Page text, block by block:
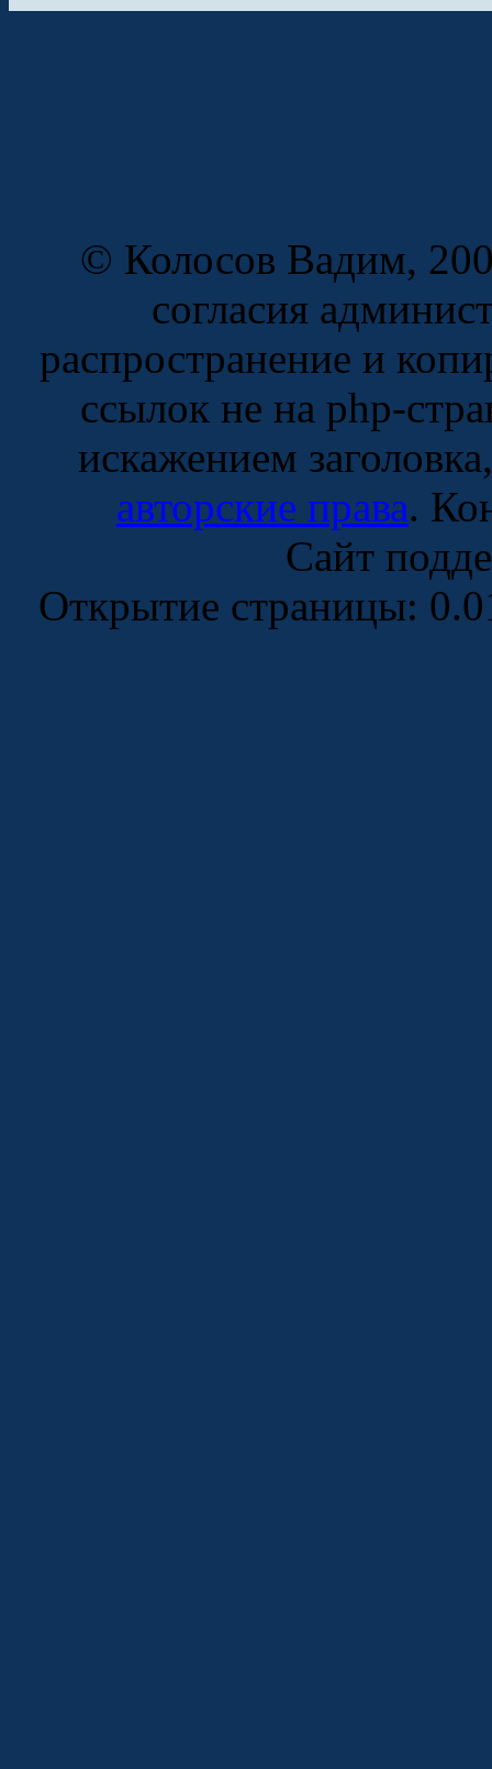
© Колосов Вадим,
согласия
распространение и
ссылок не на php-
искажением
авторские права.
Сайт
Открытие страницы: